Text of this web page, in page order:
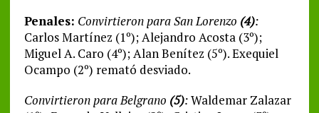
Penales: Convirtieron para San Lorenzo (4):
Carlos Martínez (1º); Alejandro Acosta (3º);
Miguel A. Caro (4º); Alan Benítez (5º). Exequiel
Ocampo (2º) remató desviado.
Convirtieron para Belgrano (5):Waldemar Zalazar